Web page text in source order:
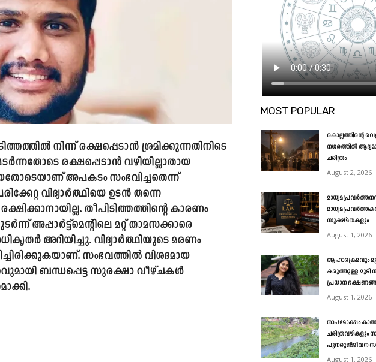
നിന്ന് രക്ഷപ്പെടാൻ ശ്രമിക്കുന്നതിനിടെ
രക്ഷപ്പെടാൻ വഴിയില്ലാതായ
അപകടം സംഭവിച്ചതെന്ന്
വിദ്യാർത്ഥിയെ ഉടൻ തന്നെ
തീപിടിത്തത്തിന്റെ കാരണം
അപ്പാർട്ട്മെന്റിലെ മറ്റ് താമസക്കാരെ
അറിയിച്ചു. വിദ്യാർത്ഥിയുടെ മരണം
സംഭവത്തിൽ വിശദമായ
ബന്ധപ്പെട്ട സുരക്ഷാ വീഴ്ചകൾ
MOST POPULAR
കൊല്ലത്തിന്റെ
നഗരത്തിൽ
ചരിത്രം
August 2, 2026
സൂക്ഷ്മതകളും
August 1, 2026
ആഹാരക്രമവും
കരുത്തുള്ള മുടി
പ്രധാന
August 1, 2026
ശാപമോക്ഷം
ചരിത്രവഴികളും
പുനരുജ്ജീവന
August 1, 2026